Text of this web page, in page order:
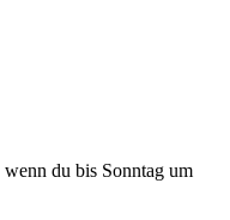
wenn du bis Sonntag um